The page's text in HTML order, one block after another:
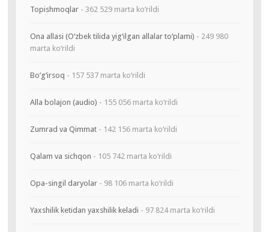
Topishmoqlar- 362 529 marta ko‘rildi
Ona allasi (O‘zbek tilida yig‘ilgan allalar to‘plami) - 249 980
marta ko‘rildi
Bo’g’irsoq - 157 537 marta ko‘rildi
Alla bolajon (audio) - 155 056 marta ko‘rildi
Zumrad va Qimmat- 142 156 marta ko‘rildi
Qalam va sichqon - 105 742 marta ko‘rildi
Opa-singil daryolar- 98 106 marta ko‘rildi
Yaxshilik ketidan yaxshilik keladi - 97 824 marta ko‘rildi